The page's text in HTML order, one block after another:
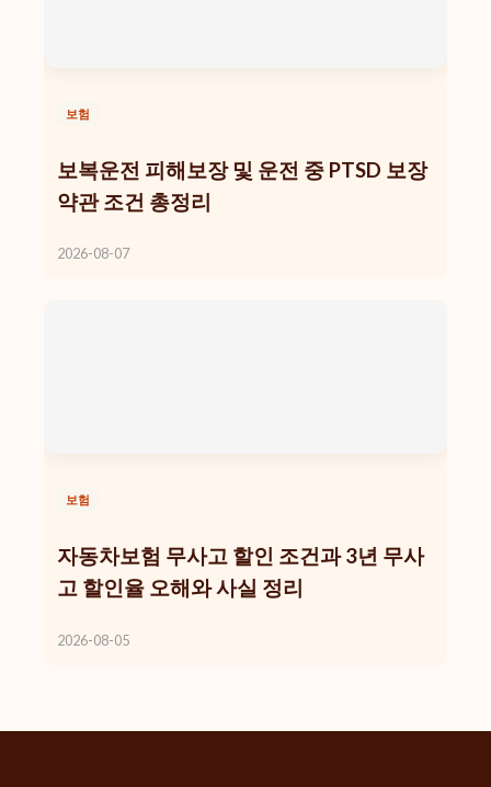
보험
보복운전 피해보장 및 운전 중 PTSD 보장
약관 조건 총정리
2026-08-07
보험
자동차보험 무사고 할인 조건과 3년 무사
고 할인율 오해와 사실 정리
2026-08-05